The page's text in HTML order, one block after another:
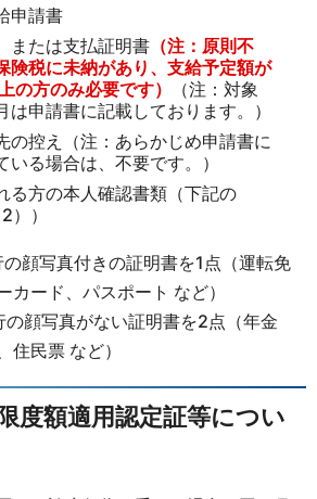
申請書
または支払証明書 （注：原則不
険税に未納があり、支給予定額が
方のみ必要です）
（注：対象
は申請書に記載しております。）
の控え（注：あらかじめ申請書に
いる場合は、不要です。）
る方の本人確認書類（下記の
））
の顔写真付きの証明書を1点（運転免
カード、パスポート など）
の顔写真がない証明書を2点（年金
住民票 など）
度額適用認定証等につい